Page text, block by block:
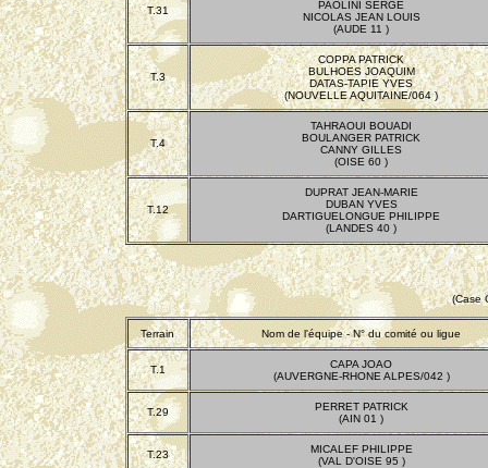
T.31
PAOLINI SERGE
NICOLAS JEAN LOUIS
(AUDE 11 )
T.3
COPPA PATRICK
BULHOES JOAQUIM
DATAS-TAPIE YVES
(NOUVELLE AQUITAINE/064 )
T.4
TAHRAOUI BOUADI
BOULANGER PATRICK
CANNY GILLES
(OISE 60 )
T.12
DUPRAT JEAN-MARIE
DUBAN YVES
DARTIGUELONGUE PHILIPPE
(LANDES 40 )
(Case
Terrain Nom de l'équipe - N° du comité ou ligue
T.1
CAPA JOAO
(AUVERGNE-RHONE ALPES/042 )
T.29
PERRET PATRICK
(AIN 01 )
T.23
MICALEF PHILIPPE
(VAL D'OISE 95 )